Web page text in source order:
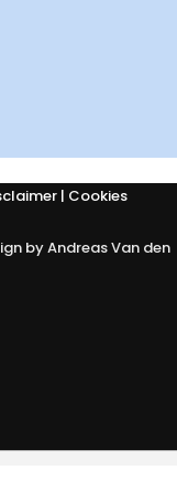
| Cookies
by Andreas Van den